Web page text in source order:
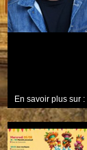
En savoir plus sur :